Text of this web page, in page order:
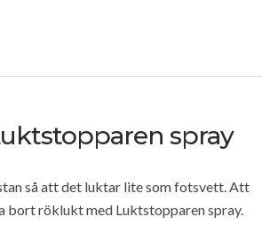
spray
så att det luktar lite som fotsvett. Att
bort röklukt med Luktstopparen spray.